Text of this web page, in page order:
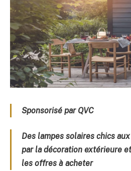
Sponsorisé par QVC
Des lampes solaires chics
par la décoration extérieure
les offres à acheter